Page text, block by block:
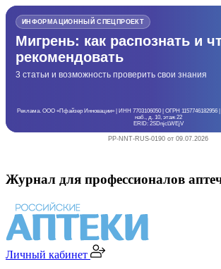
ИНФОРМАЦИОННЫЙ СПЕЦПРОЕКТ
Мигрень: как распознать и
рекомендовать
3 статьи и возможность проверить свои знания
Реклама. ООО «Пфайзер Инновации» | ИНН 7703106050 | ОГРН 1157746182956 |
наб., д. 10, этаж 22
ERID: 2SDnjcLWEjV
PP-NNT-RUS-0190 от 09.07.2026
Журнал для профессионалов
Личный кабинет